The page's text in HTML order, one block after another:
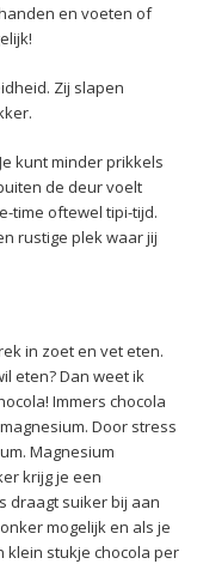
en voeten of
Zij slapen
kunt minder prikkels
de deur voelt
time oftewel tipi-tijd.
rustige plek waar jij
in zoet en vet eten.
eten? Dan weet ik
Immers chocola
Door stress
Magnesium
krijg je een
draagt suiker bij aan
mogelijk en als je
klein stukje chocola per